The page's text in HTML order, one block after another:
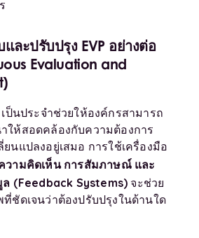
ละปรับปรุง EVP อย่างต่อ
Evaluation and
เป็นประจำช่วยให้องค์กรสามารถ
ให้สอดคล้องกับความต้องการ
นแปลงอยู่เสมอ การใช้เครื่องมือ
วามคิดเห็น การสัมภาษณ์ และ
ล (Feedback Systems) จะช่วย
ที่ชัดเจนว่าต้องปรับปรุงในด้านใด